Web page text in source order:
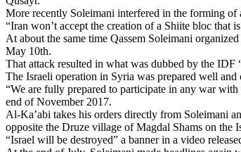
More recently Soleimani interfered in the forming of
“Iran won’t accept the creation of a Shiite bloc that is
At about the same time Qassem Soleimani organized
May 10th.
That attack resulted in what was dubbed by the IDF
The Israeli operation in Syria was prepared well and
“We are fully prepared to participate in any war with
end ofNovember2017.
Al-Ka’abi takes his orders directly from Soleimani
opposite the Druze village ofMagdal Shams on the
“Israel will be destroyed” a banner in a video